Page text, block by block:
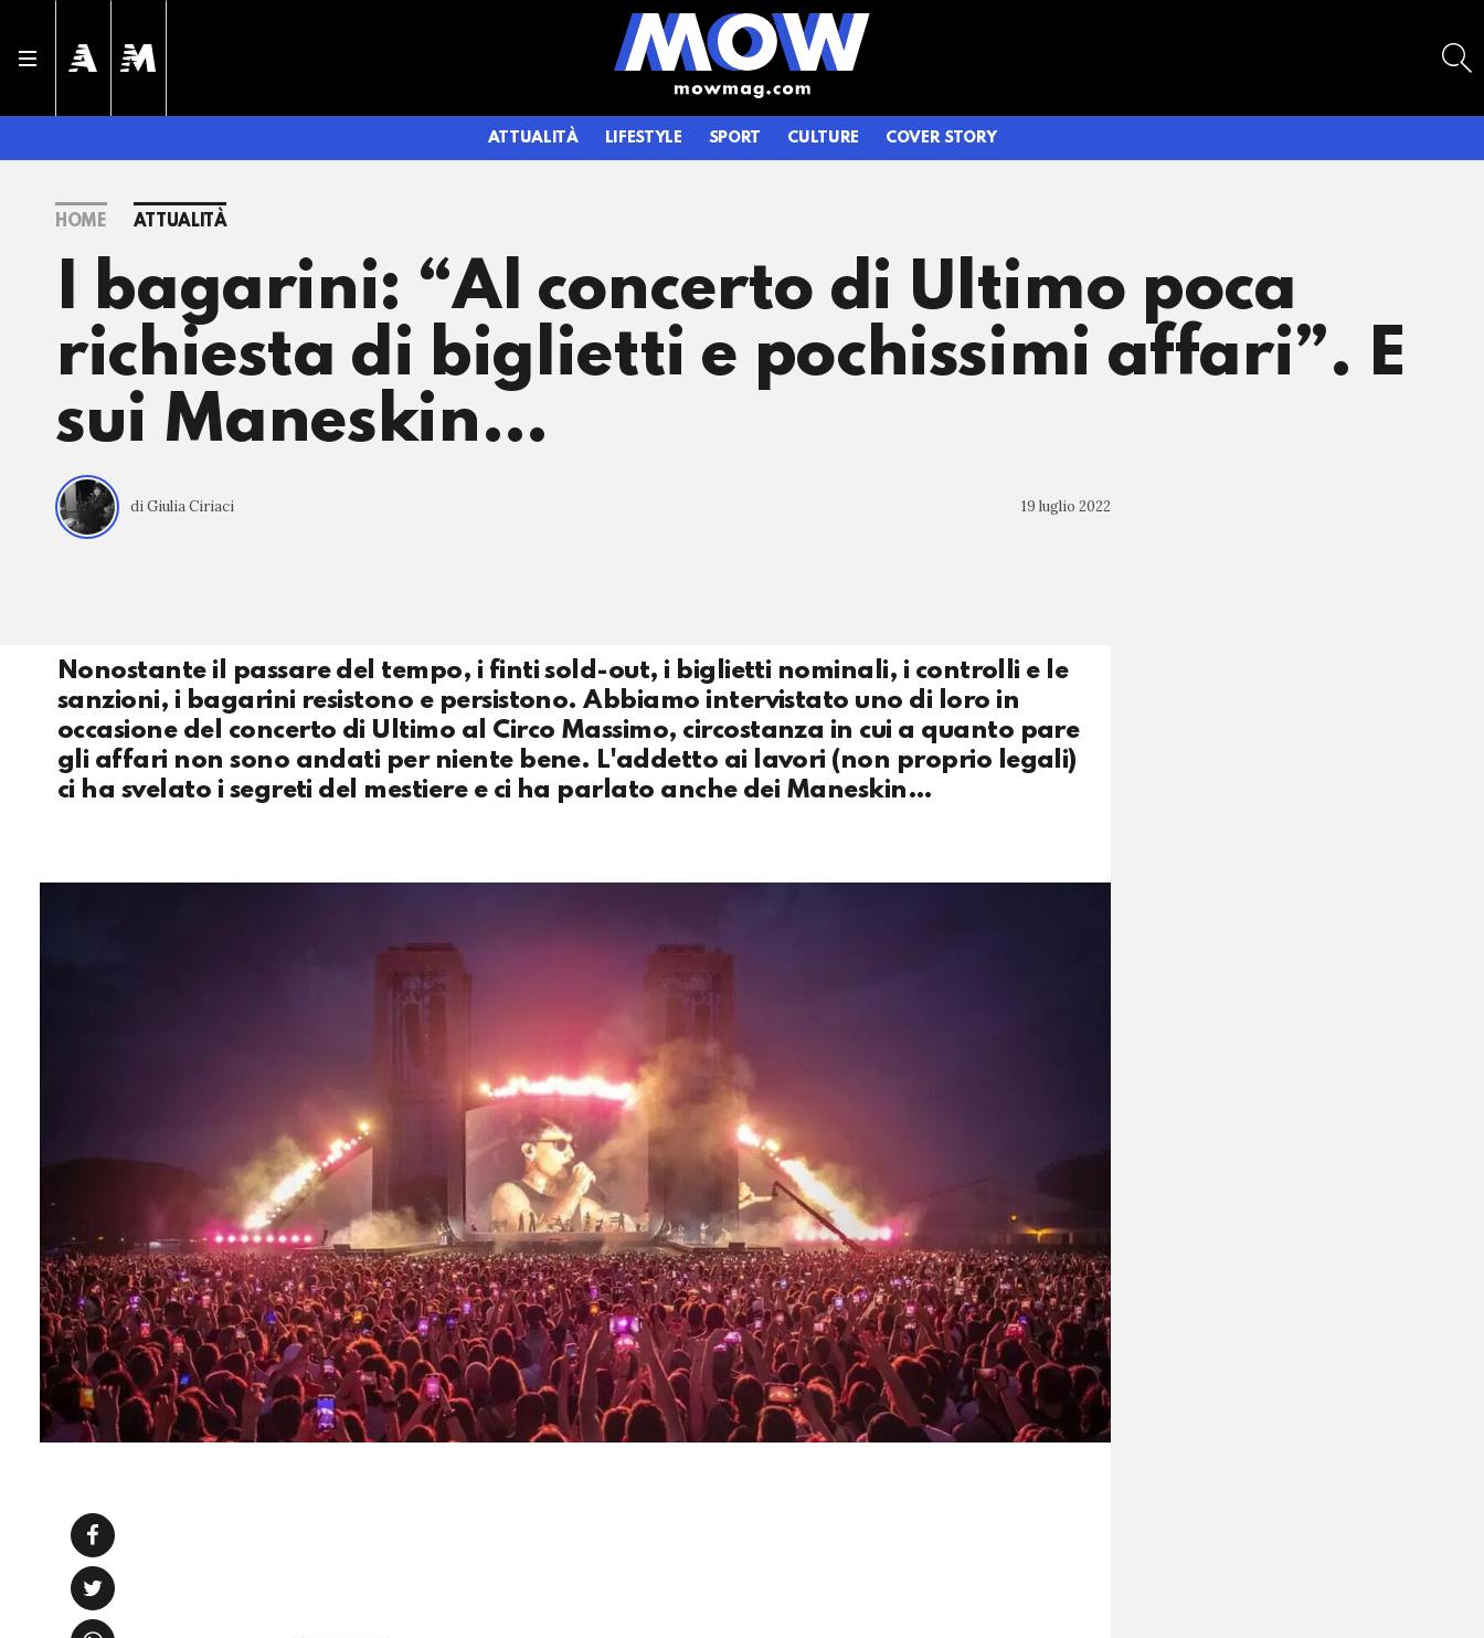
ATTUALITÀ LIFESTYLE SPORT CULTURE COVER STORY
HOME ATTUALITÀ
I bagarini: “Al concerto di Ultimo poca
richiesta di biglietti e pochissimi affari”. E
sui Maneskin…
di Giulia Ciriaci 19 luglio 2022
Nonostante il passare del tempo, i finti sold-out, i biglietti nominali, i controlli e le
sanzioni, i bagarini resistono e persistono. Abbiamo intervistato uno di loro in
occasione del concerto di Ultimo al Circo Massimo, circostanza in cui a quanto pare
gli affari non sono andati per niente bene. L'addetto ai lavori (non proprio legali)
ci ha svelato i segreti del mestiere e ci ha parlato anche dei Maneskin…